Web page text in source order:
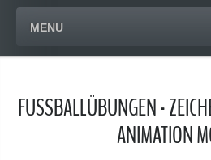
MENU
FUSSBALLÜBUNGEN -
ANIMATION